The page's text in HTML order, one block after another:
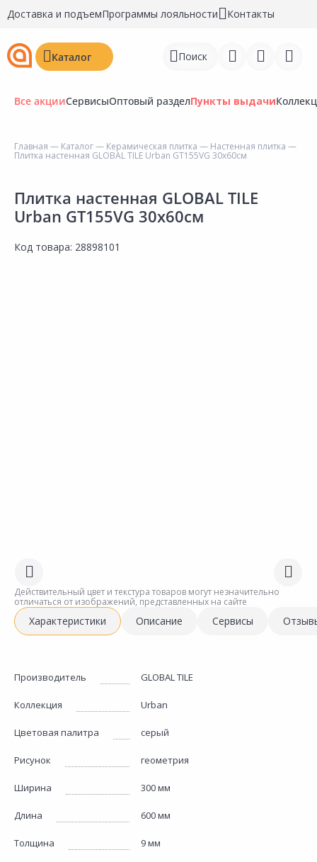
Доставка и подъемПрограммы лояльности Контакты
Каталог Поиск
Регистрация
Перейти к сравнению
Избранное
Все акцииСервисыОптовый разделПункты выдачи
Главная — Каталог— Керамическая плитка — Настенная плитка —
Плитка настенная GLOBAL TILE Urban GT155VG 30х60см
Плитка настенная GLOBAL TILE
Urban GT155VG 30х60см
Код товара: 28898101
Действительный цвет и текстура товаров могут незначительно
отличаться от изображений, представленных на сайте
Характеристики Описание Сервисы
Производитель GLOBAL TILE
Коллекция Urban
Цветовая палитра серый
Рисунок геометрия
Ширина 300 мм
Длина 600 мм
Толщина 9 мм